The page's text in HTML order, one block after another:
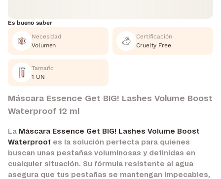
Es bueno saber
Necesidad
Volumen
Certificación
Cruelty Free
Tamaño
1 UN
Máscara Essence Get BIG! Lashes Volume Boost
Waterproof 12 ml
La Máscara Essence Get BIG! Lashes Volume Boost
Waterproof es la solución perfecta para quienes
buscan unas pestañas voluminosas y definidas en
cualquier situación. Su fórmula resistente al agua
asegura que tus pestañas se mantengan impecables,